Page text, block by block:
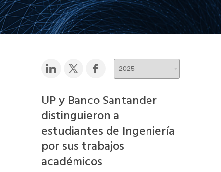
UP y Banco Santander
distinguieron a
estudiantes de Ingeniería
por sus trabajos
académicos